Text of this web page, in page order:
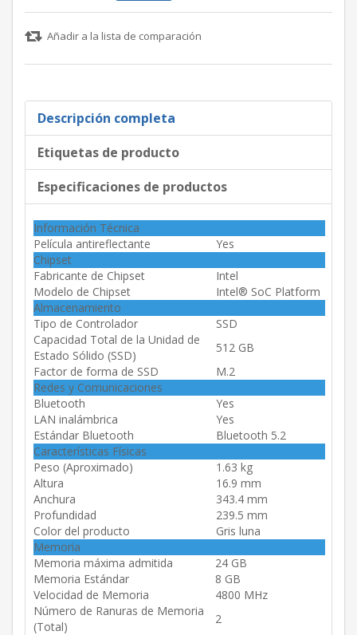
Añadir a la lista de comparación
Descripción completa
Etiquetas de producto
Especificaciones de productos
Información Técnica
Película antireflectante
Yes
Chipset
Fabricante de Chipset
Intel
Modelo de Chipset
Intel® SoC Platform
Almacenamiento
Tipo de Controlador
SSD
Capacidad Total de la Unidad de
Estado Sólido (SSD)
512 GB
Factor de forma de SSD
M.2
Redes y Comunicaciones
Bluetooth
Yes
LAN inalámbrica
Yes
Estándar Bluetooth
Bluetooth 5.2
Características Físicas
Peso (Aproximado)
1.63 kg
Altura
16.9 mm
Anchura
343.4 mm
Profundidad
239.5 mm
Color del producto
Gris luna
Memoria
Memoria máxima admitida
24 GB
Memoria Estándar
8 GB
Velocidad de Memoria
4800 MHz
Número de Ranuras de Memoria
(Total)
2